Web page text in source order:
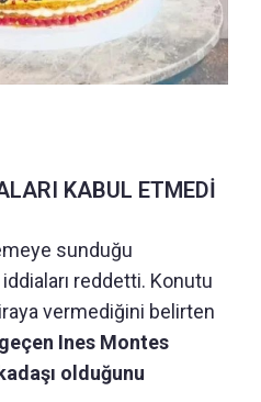
KABUL ETMEDİ
sunduğu
reddetti. Konutu
vermediğini belirten
Ines Montes
olduğunu